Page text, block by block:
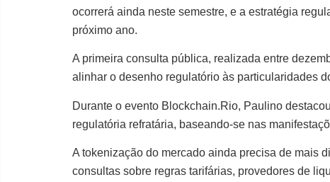
ocorrerá ainda neste semestre, e a estratégia
próximo ano.
A primeira consulta pública, realizada entre
alinhar o desenho regulatório às particularidades
Durante o evento Blockchain.Rio, Paulino
regulatória refratária, baseando-se nas
A tokenização do mercado ainda precisa de mais
consultas sobre regras tarifárias, provedores de